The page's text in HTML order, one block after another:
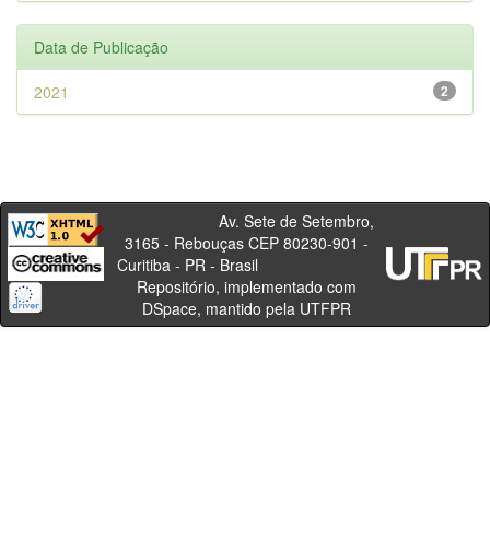
Data de Publicação
2
2021
Av. Sete de Setembro,
3165 - Rebouças CEP 80230-901 -
Curitiba - PR - Brasil
Repositório, implementado com
DSpace, mantido pela UTFPR